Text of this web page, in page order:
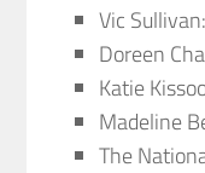
Vic Sullivan:
Doreen
Katie
Madeline
The